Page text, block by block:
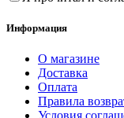
Информация
О магазине
Доставка
Оплата
Правила